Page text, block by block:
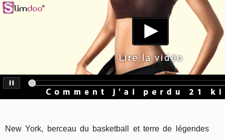
New York, berceau du basketball et terre de légendes